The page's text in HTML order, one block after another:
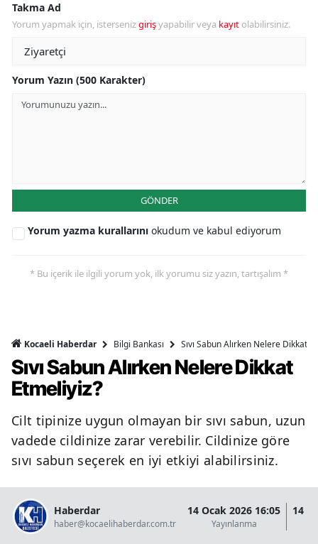
Takma Ad
Yorum yapmak için, istersenizgirişyapabilir veya kayıt olabilirsiniz.
Yorum Yazın (500 Karakter)
GÖNDER
Yorum yazma kurallarını okudum ve kabul ediyorum
* Bu içerik ile ilgili yorum yok, ilk yorumu siz yazın, tartışalım *
Kocaeli Haberdar Bilgi Bankası Sıvı Sabun Alırken Nelere Dikkat
Sıvı Sabun Alırken Nelere Dikkat
Etmeliyiz?
Cilt tipinize uygun olmayan bir sıvı sabun, uzun
vadede cildinize zarar verebilir. Cildinize göre
sıvı sabun seçerek en iyi etkiyi alabilirsiniz.
Haberdar
haber@kocaelihaberdar.com.tr
14 Ocak 2026 16:05
Yayınlanma
14